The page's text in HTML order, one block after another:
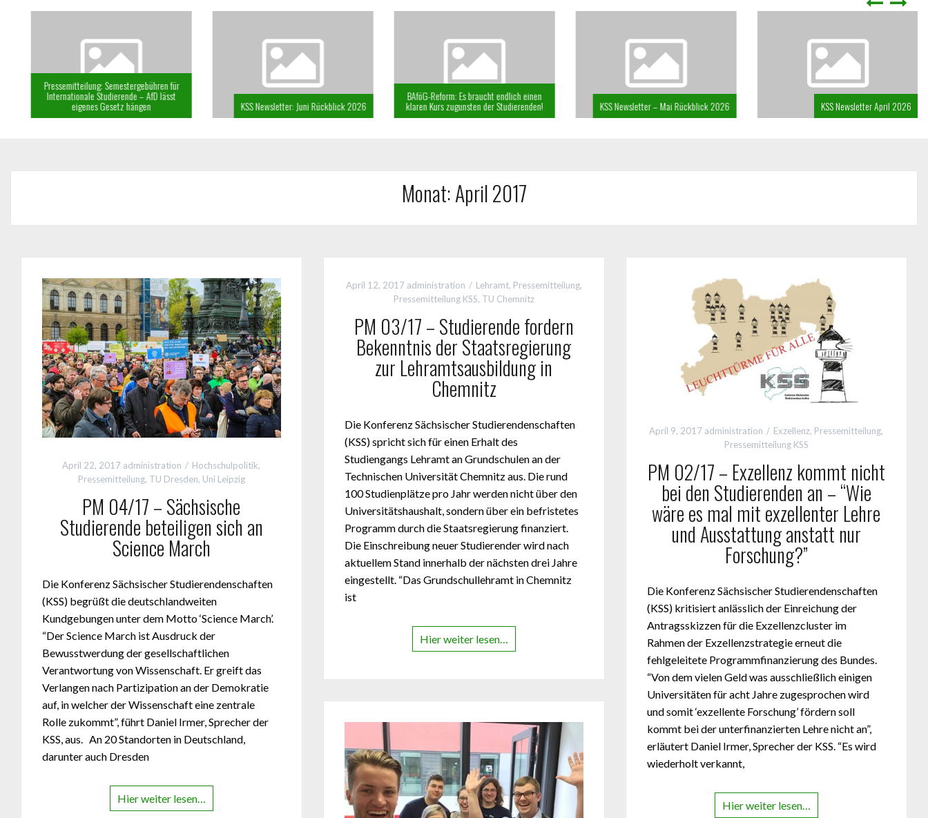
Pressemitteilung: Semestergebühren für
Internationale Studierende – AfD lässt
eigenes Gesetz hängen KSS Newsletter: Juni Rückblick 2026
BAföG-Reform: Es braucht endlich einen
klaren Kurs zugunsten der Studierenden! KSS Newsletter – Mai Rückblick 2026 KSS Newsletter April 2026
Monat:April 2017
April 22, 2017 administration Hochschulpolitik,
Pressemitteilung, TU Dresden, Uni Leipzig
PM 04/17 – Sächsische
Studierende beteiligen sich an
Science March
Die Konferenz Sächsischer Studierendenschaften
(KSS) begrüßt die deutschlandweiten
Kundgebungen unter dem Motto ‘Science March’.
“Der Science March ist Ausdruck der
Bewusstwerdung der gesellschaftlichen
Verantwortung von Wissenschaft. Er greift das
Verlangen nach Partizipation an der Demokratie
auf, in welcher der Wissenschaft eine zentrale
Rolle zukommt”, führt Daniel Irmer, Sprecher der
KSS, aus. An 20 Standorten in Deutschland,
darunter auch Dresden
Hier weiter lesen…
April 12, 2017 administration Lehramt, Pressemitteilung,
Pressemitteilung KSS, TU Chemnitz
PM 03/17 – Studierende fordern
Bekenntnis der Staatsregierung
zur Lehramtsausbildung in
Chemnitz
Die Konferenz Sächsischer Studierendenschaften
(KSS) spricht sich für einen Erhalt des
Studiengangs Lehramt an Grundschulen an der
Technischen Universität Chemnitz aus. Die rund
100 Studienplätze pro Jahr werden nicht über den
Universitätshaushalt, sondern über ein befristetes
Programm durch die Staatsregierung finanziert.
Die Einschreibung neuer Studierender wird nach
aktuellem Stand innerhalb der nächsten drei Jahre
eingestellt. “Das Grundschullehramt in Chemnitz
ist
Hier weiter lesen…
April 9, 2017 administration Exzellenz, Pressemitteilung,
Pressemitteilung KSS
PM 02/17 – Exzellenz kommt nicht
bei den Studierenden an – “Wie
wäre es mal mit exzellenter Lehre
und Ausstattung anstatt nur
Forschung?”
Die Konferenz Sächsischer Studierendenschaften
(KSS) kritisiert anlässlich der Einreichung der
Antragsskizzen für die Exzellenzcluster im
Rahmen der Exzellenzstrategie erneut die
fehlgeleitete Programmfinanzierung des Bundes.
“Von dem vielen Geld was ausschließlich einigen
Universitäten für acht Jahre zugesprochen wird
und somit ‘exzellente Forschung’ fördern soll
kommt bei der unterfinanzierten Lehre nicht an”,
erläutert Daniel Irmer, Sprecher der KSS. “Es wird
wiederholt verkannt,
Hier weiter lesen…